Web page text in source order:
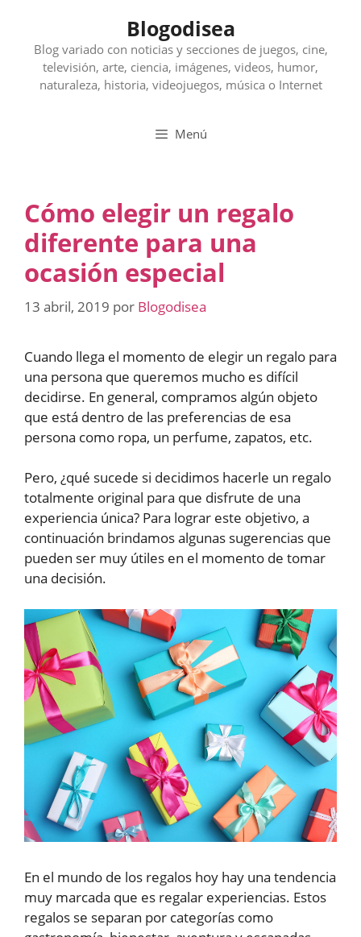
contenido
Blogodisea
Blog variado con noticias y secciones de juegos, cine,
televisión, arte, ciencia, imágenes, videos, humor,
naturaleza, historia, videojuegos, música o Internet
Menú
Cómo elegir un regalo
diferente para una
ocasión especial
13 abril, 2019 por Blogodisea
Cuando llega el momento de elegir un regalo para
una persona que queremos mucho es difícil
decidirse. En general, compramos algún objeto
que está dentro de las preferencias de esa
persona como ropa, un perfume, zapatos, etc.
Pero, ¿qué sucede si decidimos hacerle un regalo
totalmente original para que disfrute de una
experiencia única? Para lograr este objetivo, a
continuación brindamos algunas sugerencias que
pueden ser muy útiles en el momento de tomar
una decisión.
En el mundo de los regalos hoy hay una tendencia
muy marcada que es regalar experiencias. Estos
regalos se separan por categorías como